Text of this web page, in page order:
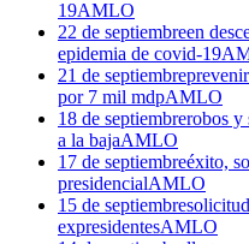
19AMLO
22 de septiembreen
epidemia de covid-19
21 de septiembre
por 7 mil mdpAMLO
18 de septiembrerobos y
a la bajaAMLO
17 de septiembreéxito,
presidencialAMLO
15 de septiembre
expresidentesAMLO